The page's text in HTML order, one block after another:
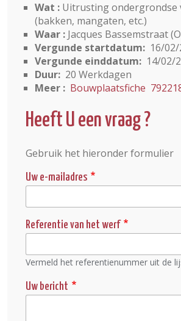
Wat : Uitrusting ondergrondse
(bakken, mangaten, etc.)
Waar : Jacques Bassemstraat
Vergunde startdatum: 16/
Vergunde einddatum: 14/02/
Duur: 20 Werkdagen
Meer : Bouwplaatsfiche
Heeft U een vraag ?
Gebruik het hieronder formulier
Uw e-mailadres
Referentie van het werf
Vermeld het referentienummer uit de
Uw bericht